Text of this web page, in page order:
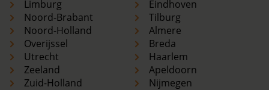
Limburg
Noord-Brabant
Noord-Holland
Overijssel
Utrecht
Zeeland
Zuid-Holland
Eindhoven
Tilburg
Almere
Breda
Haarlem
Apeldoorn
Nijmegen